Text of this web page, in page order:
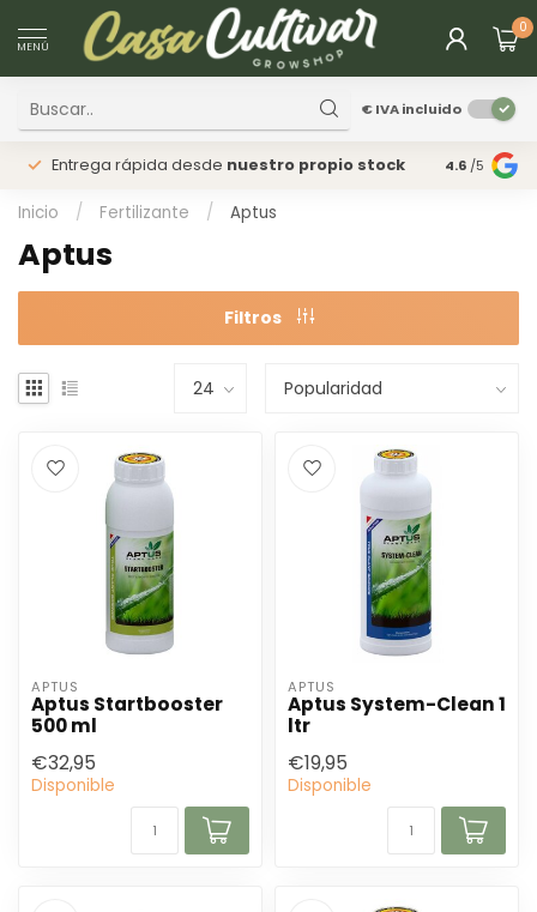
MENÚ
0
€IVA incluido
Entrega rápida desde nuestro propio stock Tienda
4.6 /5
Inicio / Fertilizante / Aptus
Aptus
Filtros
APTUS
Aptus Startbooster
500 ml
€32,95
Disponible
APTUS
Aptus System-Clean 1
ltr
€19,95
Disponible